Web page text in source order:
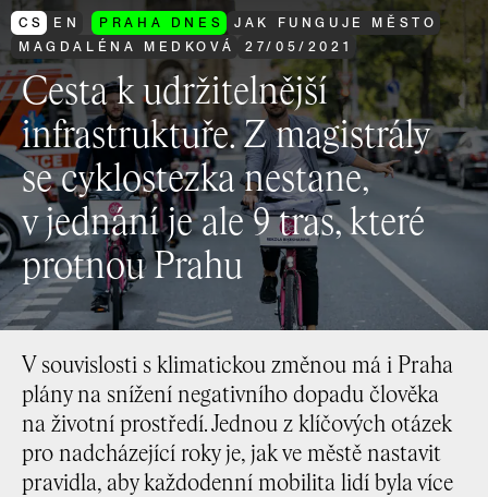
CS EN PRAHA DNES
JAK FUNGUJE MĚSTO
MAGDALÉNA MEDKOVÁ
27/05/ 2021
Cesta k udržitelnější
infrastruktuře. Z magistrály
se cyklostezka nestane,
v jednání je ale 9 tras, které
protnou Prahu
V souvislosti s klimatickou změnou má i Praha
plány na snížení negativního dopadu člověka
na životní prostředí. Jednou z klíčových otázek
pro nadcházející roky je, jak ve městě nastavit
pravidla, aby každodenní mobilita lidí byla více